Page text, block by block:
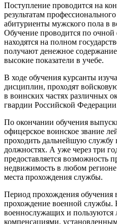
Поступление проводится на
результатам
абитуриенты мужского пола в
Обучение проводится по очной
находятся на полном
получают денежное
высокие показатели в учебе.
В ходе обучения курсанты
дисциплин, проходят
в воинских частях различных
гвардии Российской
По окончании обучения
офицерское воинское звание
проходить дальнейшую службу
должностях. А уже через три
предоставляется возможность
недвижимость в любом
места прохождения службы.
Период прохождения обучения
прохождение военной службы.
военнослужащих и пользуются
компенсациями,